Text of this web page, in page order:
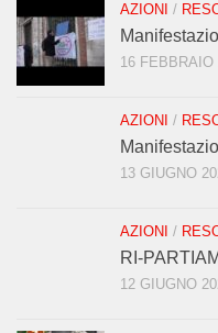
AZIONI /
16 FEBBRAIO
AZIONI /
13 GIUGNO
AZIONI /
RI-
12 GIUGNO